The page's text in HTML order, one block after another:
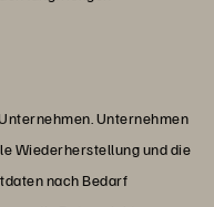
Unternehmen
Wiederherstellung und die
nach Bedarf